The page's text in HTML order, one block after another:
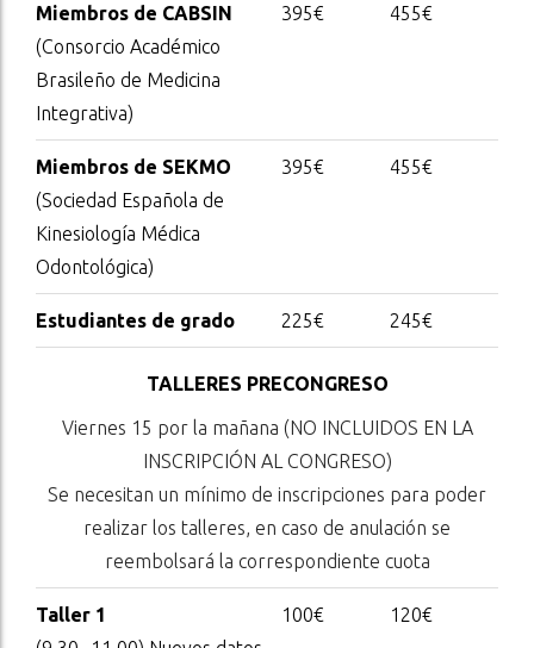
Miembros de CABSIN
(Consorcio Académico
Brasileño de Medicina
Integrativa)
395€ 455€
Miembros de SEKMO
(Sociedad Española de
Kinesiología Médica
Odontológica)
395€ 455€
Estudiantes de grado 225€ 245€
TALLERES PRECONGRESO
Viernes 15 por la mañana (NO INCLUIDOS EN LA
INSCRIPCIÓN AL CONGRESO)
Se necesitan un mínimo de inscripciones para poder
realizar los talleres, en caso de anulación se
reembolsará la correspondiente cuota
Taller 1
100€ 120€